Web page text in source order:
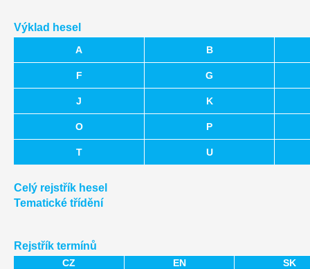
Výklad hesel
A B
F G
J K
O P
T U
Celý rejstřík hesel
Tematické třídění
Rejstřík termínů
CZ EN SK